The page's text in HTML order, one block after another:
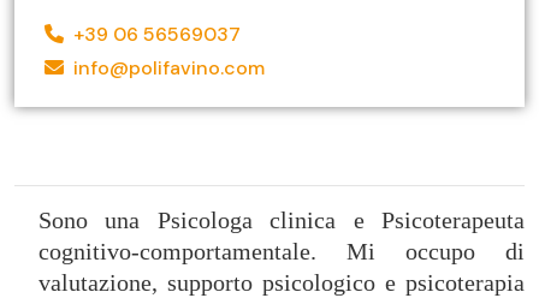
+39 06 56569037
info@polifavino.com
Sono una Psicologa clinica e Psicoterapeuta
cognitivo‑comportamentale. Mi occupo di
valutazione, supporto psicologico e psicoterapia